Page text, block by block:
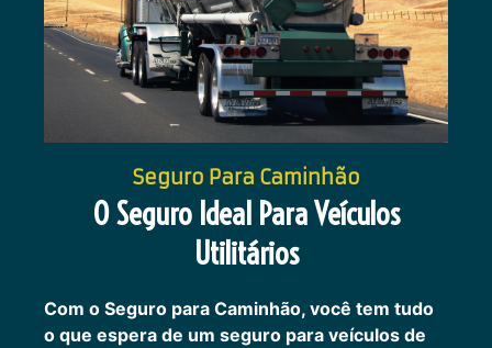
Seguro Para Caminhão
O Seguro Ideal Para Veículos
Utilitários
Com o Seguro para Caminhão, você tem tudo
o que espera de um seguro para veículos de